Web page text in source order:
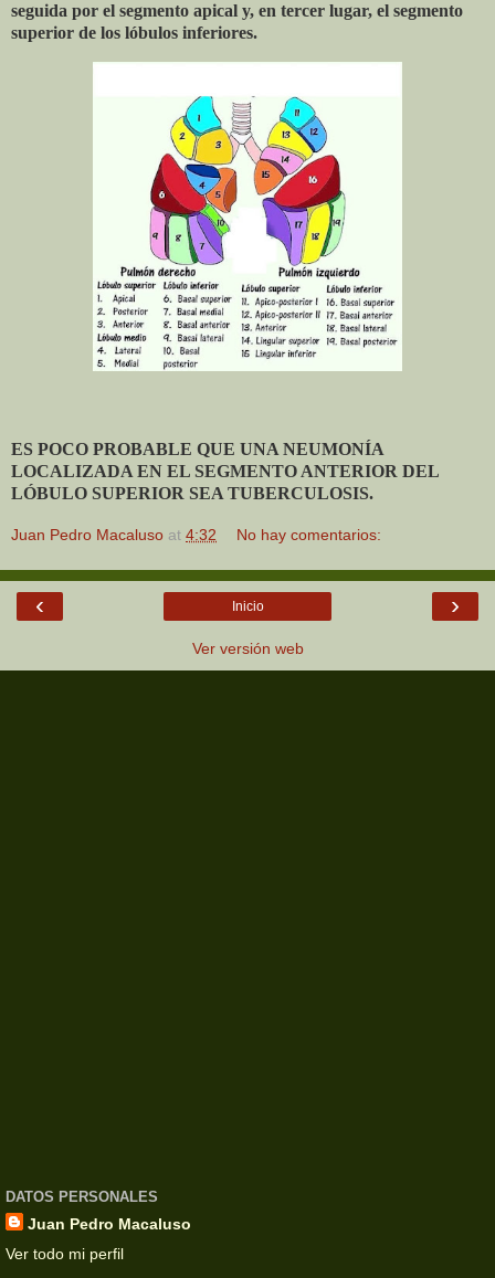
seguida por el segmento apical y, en tercer lugar, el segmento
superior de los lóbulos inferiores.
ES POCO PROBABLE QUE UNA NEUMONÍA
LOCALIZADA EN EL SEGMENTO ANTERIOR DEL
LÓBULO SUPERIOR SEA TUBERCULOSIS.
Juan Pedro Macaluso at 4:32 No hay comentarios:
‹ ›
Inicio
Ver versión web
DATOS PERSONALES
Juan Pedro Macaluso
Ver todo mi perfil